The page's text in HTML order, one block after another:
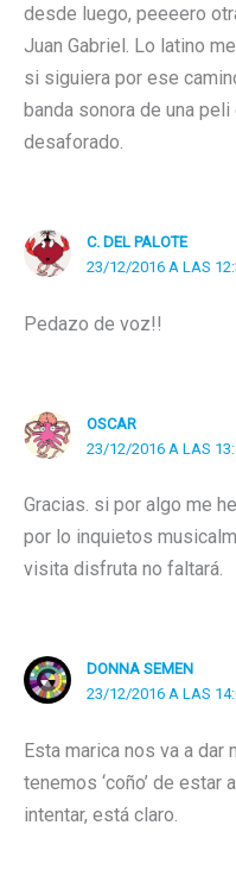
desde luego, peeeero
Juan Gabriel. Lo latino
si siguiera por ese
banda sonora de una
desaforado.
C. DEL PALOTE
23/12/2016 A LAS
Pedazo de voz!!
OSCAR
23/12/2016 A LAS
Gracias. si por algo me
por lo inquietos
visita disfruta no faltará.
DONNA SEMEN
23/12/2016 A LAS
Esta marica nos va a dar
tenemos ‘coño’ de estar
intentar, está claro.